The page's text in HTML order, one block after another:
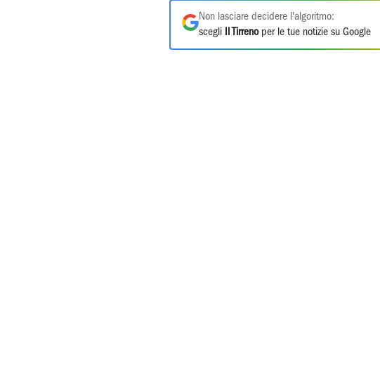
Non lasciare decidere l'algoritmo:
scegli
Il Tirrenoper le tue notizie su Google